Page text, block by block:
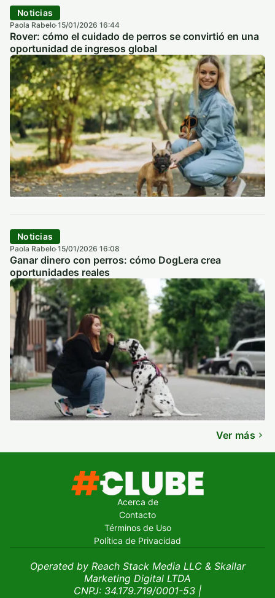
Noticias
Paola Rabelo·15/01/2026 16:44
Rover: cómo el cuidado de perros se convirtió en una
oportunidad de ingresos global
Noticias
Paola Rabelo·15/01/2026 16:08
Ganar dinero con perros: cómo DogLera crea
oportunidades reales
Ver más
Acerca de
Contacto
Términos de Uso
Política de Privacidad
Operated by Reach Stack Media LLC & Skallar
Marketing Digital LTDA
CNPJ: 34.179.719/0001-53 |